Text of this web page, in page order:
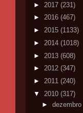
► 2017 (231)
► 2016 (467)
► 2015 (1133)
► 2014 (1018)
► 2013 (608)
► 2012 (347)
► 2011 (240)
▼ 2010 (317)
► dezembro